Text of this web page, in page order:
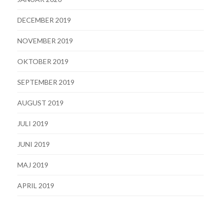
DECEMBER 2019
NOVEMBER 2019
OKTOBER 2019
SEPTEMBER 2019
AUGUST 2019
JULI 2019
JUNI 2019
MAJ 2019
APRIL 2019